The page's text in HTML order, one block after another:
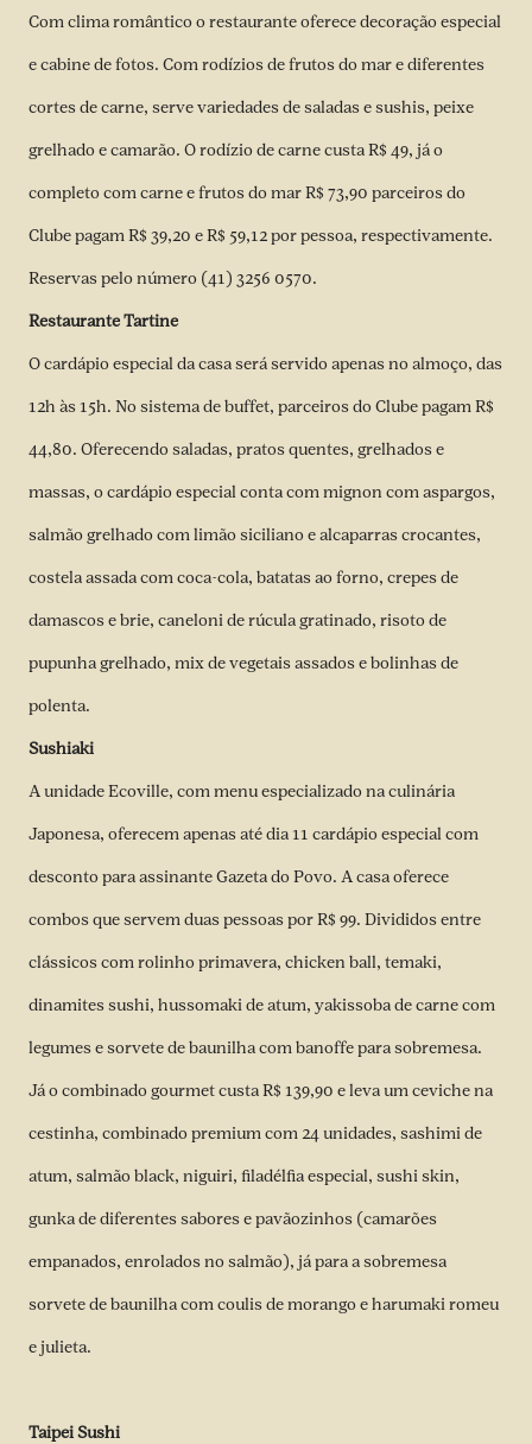
Com clima romântico o restaurante oferece decoração especial
e cabine de fotos. Com rodízios de frutos do mar e diferentes
cortes de carne, serve variedades de saladas e sushis, peixe
grelhado e camarão. O rodízio de carne custa R$ 49, já o
completo com carne e frutos do mar R$ 73,90 parceiros do
Clube pagam R$ 39,20 e R$ 59,12 por pessoa, respectivamente.
Reservas pelo número (41) 3256 0570.
Restaurante Tartine
O cardápio especial da casa será servido apenas no almoço, das
12h às 15h. No sistema de buffet, parceiros do Clube pagam R$
44,80. Oferecendo saladas, pratos quentes, grelhados e
massas, o cardápio especial conta com mignon com aspargos,
salmão grelhado com limão siciliano e alcaparras crocantes,
costela assada com coca-cola, batatas ao forno, crepes de
damascos e brie, caneloni de rúcula gratinado, risoto de
pupunha grelhado, mix de vegetais assados e bolinhas de
polenta.
Sushiaki
A unidade Ecoville, com menu especializado na culinária
Japonesa, oferecem apenas até dia 11 cardápio especial com
desconto para assinante Gazeta do Povo. A casa oferece
combos que servem duas pessoas por R$ 99. Divididos entre
clássicos com rolinho primavera, chicken ball, temaki,
dinamites sushi, hussomaki de atum, yakissoba de carne com
legumes e sorvete de baunilha com banoffe para sobremesa.
Já o combinado gourmet custa R$ 139,90 e leva um ceviche na
cestinha, combinado premium com 24 unidades, sashimi de
atum, salmão black, niguiri, filadélfia especial, sushi skin,
gunka de diferentes sabores e pavãozinhos (camarões
empanados, enrolados no salmão), já para a sobremesa
sorvete de baunilha com coulis de morango e harumaki romeu
e julieta.
Taipei Sushi